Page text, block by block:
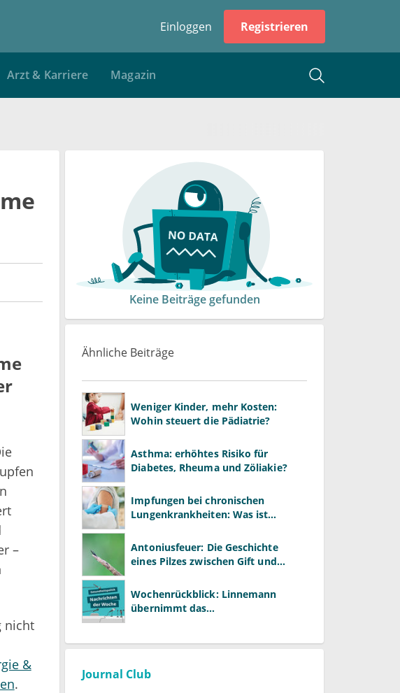
Einloggen Registrieren
Arzt & Karriere Magazin
–
nicht
&
.
Keine Beiträge gefunden
Ähnliche Beiträge
Weniger Kinder, mehr Kosten:
Wohin steuert die Pädiatrie?
Asthma: erhöhtes Risiko für
Diabetes, Rheuma und Zöliakie?
Impfungen bei chronischen
Lungenkrankheiten: Was ist
Antoniusfeuer: Die Geschichte
eines Pilzes zwischen Gift und
Wochenrückblick: Linnemann
übernimmt das
Journal Club